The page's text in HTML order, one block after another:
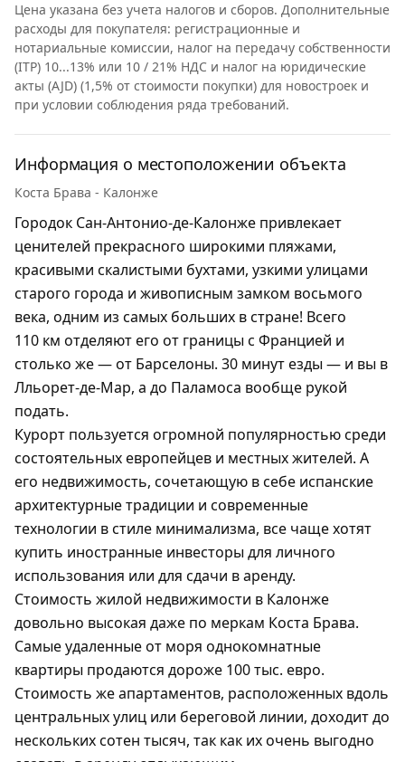
Цена указана без учета налогов и сборов. Дополнительные
расходы для покупателя: регистрационные и
нотариальные комиссии, налог на передачу собственности
(ITP) 10...13% или 10 / 21% НДС и налог на юридические
акты (AJD) (1,5% от стоимости покупки) для новостроек и
при условии соблюдения ряда требований.
Информация о местоположении объекта
Коста Брава - Калонже
Городок Сан-Антонио-де-Калонже привлекает
ценителей прекрасного широкими пляжами,
красивыми скалистыми бухтами, узкими улицами
старого города и живописным замком восьмого
века, одним из самых больших в стране! Всего
110 км отделяют его от границы с Францией и
столько же — от Барселоны. 30 минут езды — и вы в
Лльорет-де-Мар, а до Паламоса вообще рукой
подать.
Курорт пользуется огромной популярностью среди
состоятельных европейцев и местных жителей. А
его недвижимость, сочетающую в себе испанские
архитектурные традиции и современные
технологии в стиле минимализма, все чаще хотят
купить иностранные инвесторы для личного
использования или для сдачи в аренду.
Стоимость жилой недвижимости в Калонже
довольно высокая даже по меркам Коста Брава.
Самые удаленные от моря однокомнатные
квартиры продаются дороже 100 тыс. евро.
Стоимость же апартаментов, расположенных вдоль
центральных улиц или береговой линии, доходит до
нескольких сотен тысяч, так как их очень выгодно